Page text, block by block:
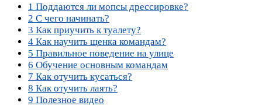
1 Поддаются ли мопсы дрессировке?
2 С чего начинать?
3 Как приучить к туалету?
4 Как научить щенка командам?
5 Правильное поведение на улице
6 Обучение основным командам
7 Как отучить кусаться?
8 Как отучить лаять?
9 Полезное видео